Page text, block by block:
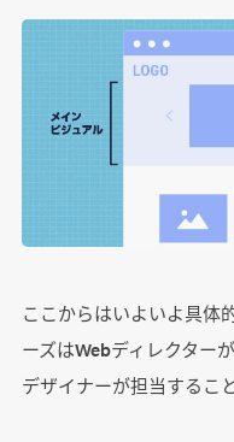
ここからはいよいよ具体
ーズはWebディレクター
デザイナーが担当するこ